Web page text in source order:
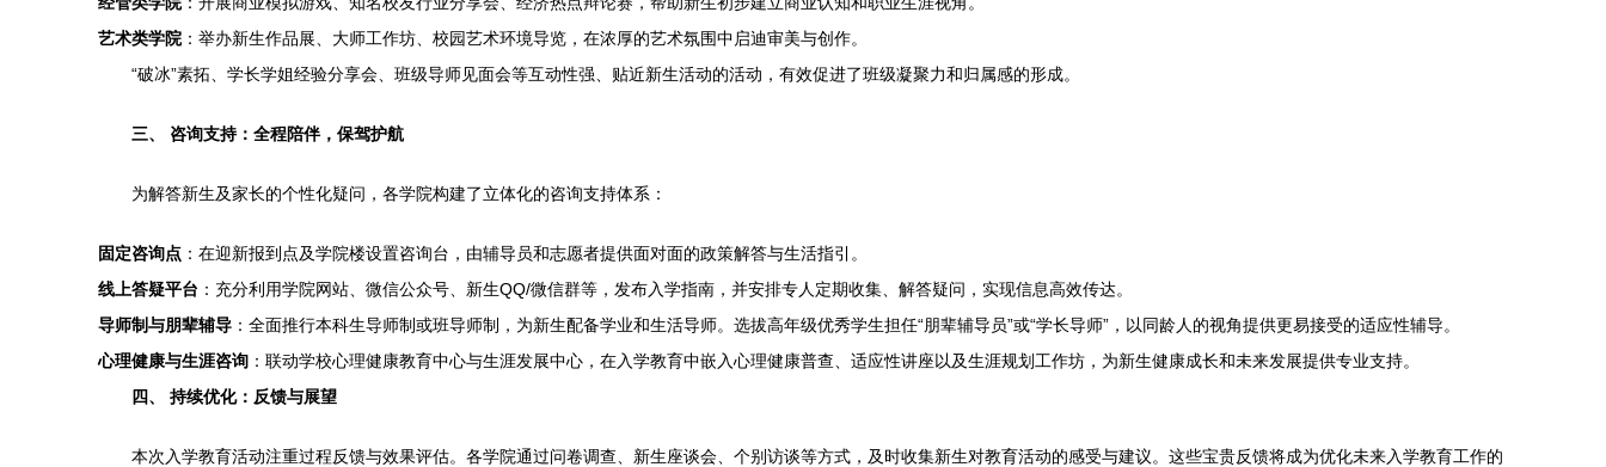
艺术类学院：举办新生作品展、大师工作坊、校园艺术环境导览，在浓厚的艺术氛围中启迪审美与创作。
“破冰”素拓、学长学姐经验分享会、班级导师见面会等互动性强、贴近新生活动的活动，有效促进了班级凝聚力和归属感的形成。
三、 咨询支持：全程陪伴，保驾护航
为解答新生及家长的个性化疑问，各学院构建了立体化的咨询支持体系：
固定咨询点 ：在迎新报到点及学院楼设置咨询台，由辅导员和志愿者提供面对面的政策解答与生活指引。
线上答疑平台 ：充分利用学院网站、微信公众号、新生QQ/微信群等，发布入学指南，并安排专人定期收集、解答疑问，实现信息高效传达。
导师制与朋辈辅导 ：全面推行本科生导师制或班导师制，为新生配备学业和生活导师。选拔高年级优秀学生担任“朋辈辅导员”或“学长导师”，以同龄人的视角提供更易接受的适应性辅导。
心理健康与生涯咨询 ：联动学校心理健康教育中心与生涯发展中心，在入学教育中嵌入心理健康普查、适应性讲座以及生涯规划工作坊，为新生健康成长和未来发展提供专业支持。
四、 持续优化：反馈与展望
本次入学教育活动注重过程反馈与效果评估。各学院通过问卷调查、新生座谈会、个别访谈等方式，及时收集新生对教育活动的感受与建议。这些宝贵反馈将成为优化未来入学教育工作的